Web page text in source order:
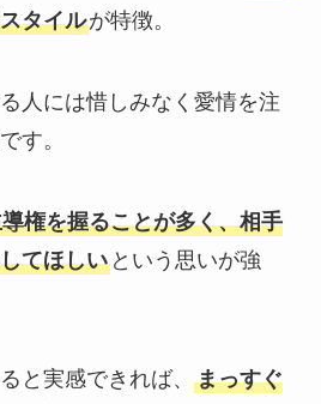
タイルが特徴。
人には惜しみなく愛情を注
す。
権を握ることが多く、相手
てほしいという思いが強
と実感できれば、 まっすぐ